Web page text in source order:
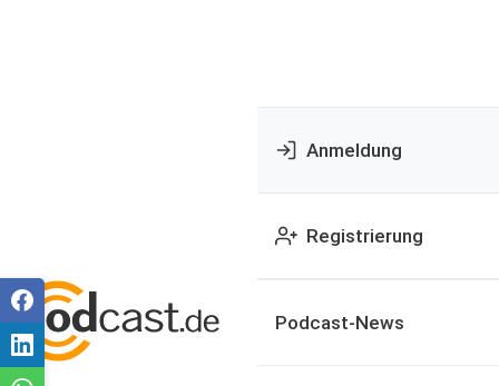
Anmeldung
Registrierung
Podcast-News